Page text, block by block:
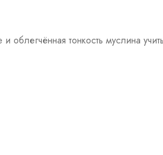
тонкость муслина